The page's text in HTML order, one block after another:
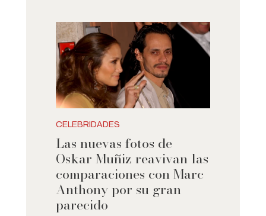
CELEBRIDADES
Las nuevas fotos de
Oskar Muñiz reavivan las
comparaciones con Marc
Anthony por su gran
parecido